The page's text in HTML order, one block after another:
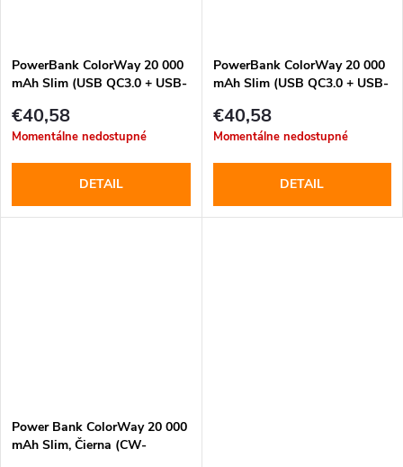
PowerBank ColorWay 20 000
mAh Slim (USB QC3.0 + USB-
PB200LPG3WT-PD)
€40,58
Momentálne nedostupné
DETAIL
PowerBank ColorWay 20 000
mAh Slim (USB QC3.0 + USB-
PB200LPG3BK-PD)
€40,58
Momentálne nedostupné
DETAIL
Power Bank ColorWay 20 000
mAh Slim, Čierna (CW-